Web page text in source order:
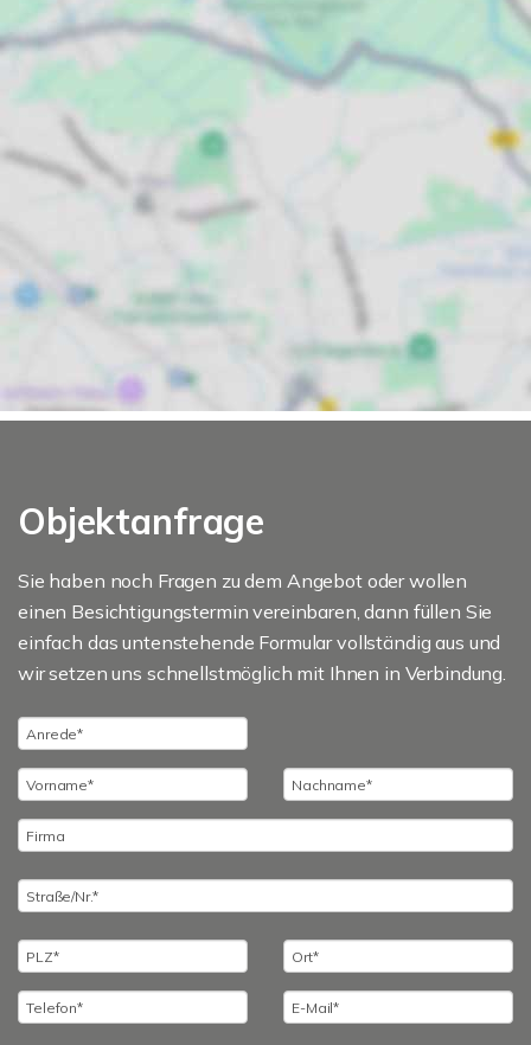
Objektanfrage
Sie haben noch Fragen zu dem Angebot oder wollen
einen Besichtigungstermin vereinbaren, dann füllen Sie
einfach das untenstehende Formular vollständig aus und
wir setzen uns schnellstmöglich mit Ihnen in Verbindung.